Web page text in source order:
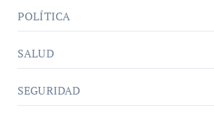
POLÍTICA
SALUD
SEGURIDAD